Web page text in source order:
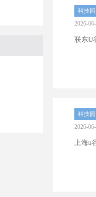
科技
2026-
联东U
科技
2026-
上海u